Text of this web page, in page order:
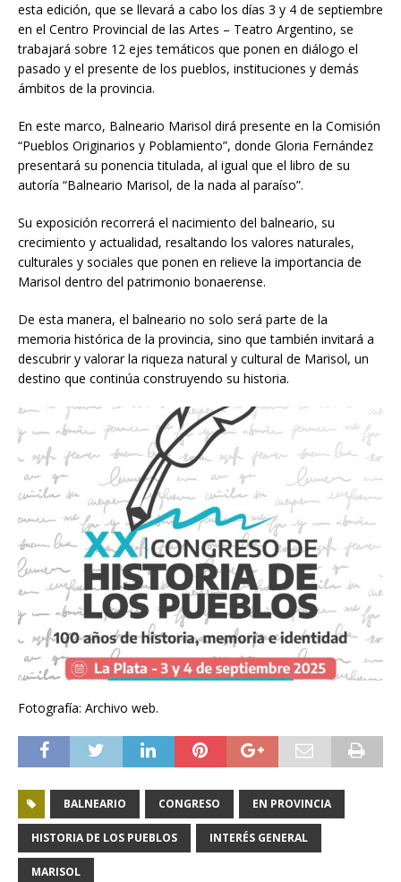
esta edición, que se llevará a cabo los días 3 y 4 de septiembre
en el Centro Provincial de las Artes – Teatro Argentino, se
trabajará sobre 12 ejes temáticos que ponen en diálogo el
pasado y el presente de los pueblos, instituciones y demás
ámbitos de la provincia.
En este marco, Balneario Marisol dirá presente en la Comisión
“Pueblos Originarios y Poblamiento”, donde Gloria Fernández
presentará su ponencia titulada, al igual que el libro de su
autoría “Balneario Marisol, de la nada al paraíso”.
Su exposición recorrerá el nacimiento del balneario, su
crecimiento y actualidad, resaltando los valores naturales,
culturales y sociales que ponen en relieve la importancia de
Marisol dentro del patrimonio bonaerense.
De esta manera, el balneario no solo será parte de la
memoria histórica de la provincia, sino que también invitará a
descubrir y valorar la riqueza natural y cultural de Marisol, un
destino que continúa construyendo su historia.
Fotografía: Archivo web.
BALNEARIO CONGRESO EN PROVINCIA
HISTORIA DE LOS PUEBLOS INTERÉS GENERAL
MARISOL